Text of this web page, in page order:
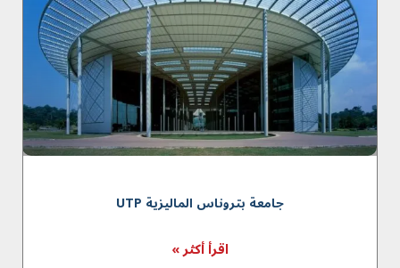
جامعة بتروناس المالیزیة UTP
اقرأ أكثر »